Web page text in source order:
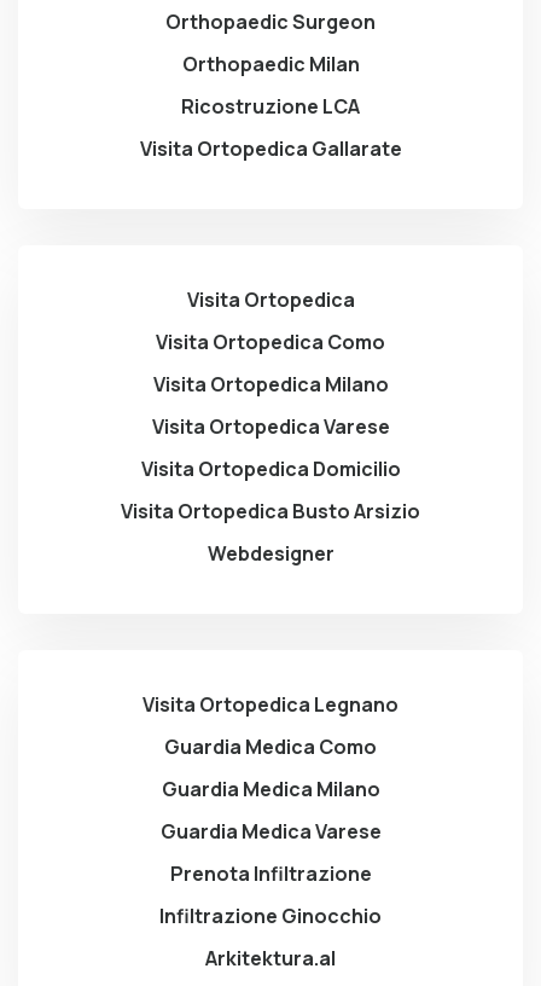
Orthopaedic Surgeon
Orthopaedic Milan
Ricostruzione LCA
Visita Ortopedica Gallarate
Visita Ortopedica
Visita Ortopedica Como
Visita Ortopedica Milano
Visita Ortopedica Varese
Visita Ortopedica Domicilio
Visita Ortopedica Busto Arsizio
Webdesigner
Visita Ortopedica Legnano
Guardia Medica Como
Guardia Medica Milano
Guardia Medica Varese
Prenota Infiltrazione
Infiltrazione Ginocchio
Arkitektura.al